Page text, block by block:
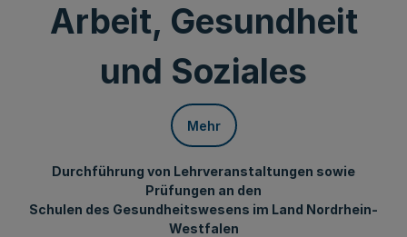
Arbeit, Gesundheit
und Soziales
Mehr
Durchführung von Lehrveranstaltungen sowie
Prüfungen an den
Schulen des Gesundheitswesens im Land Nordrhein-
Westfalen